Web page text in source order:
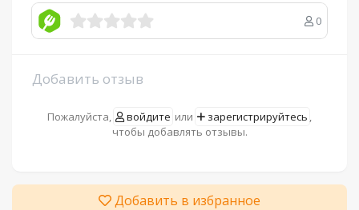
0
Добавить отзыв
Пожалуйста, войдите или зарегистрируйтесь ,
чтобы добавлять отзывы.
Добавить в избранное